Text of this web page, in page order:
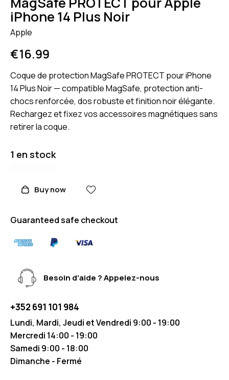
iPhone 14 Plus Noir
Apple
€16.99
Coque de protection MagSafe PROTECT pour iPhone
14 Plus Noir — compatible MagSafe, protection anti-
chocs renforcée, dos robuste et finition noir élégante.
Rechargez et fixez vos accessoires magnétiques sans
retirer la coque.
1 en stock
Buy now
Guaranteed safe checkout
Besoin d'aide ? Appelez-nous
+352 691 101 984
Lundi, Mardi, Jeudi et Vendredi 9:00 - 19:00
Mercredi 14:00 - 19:00
Samedi 9:00 - 18:00
Dimanche - Fermé